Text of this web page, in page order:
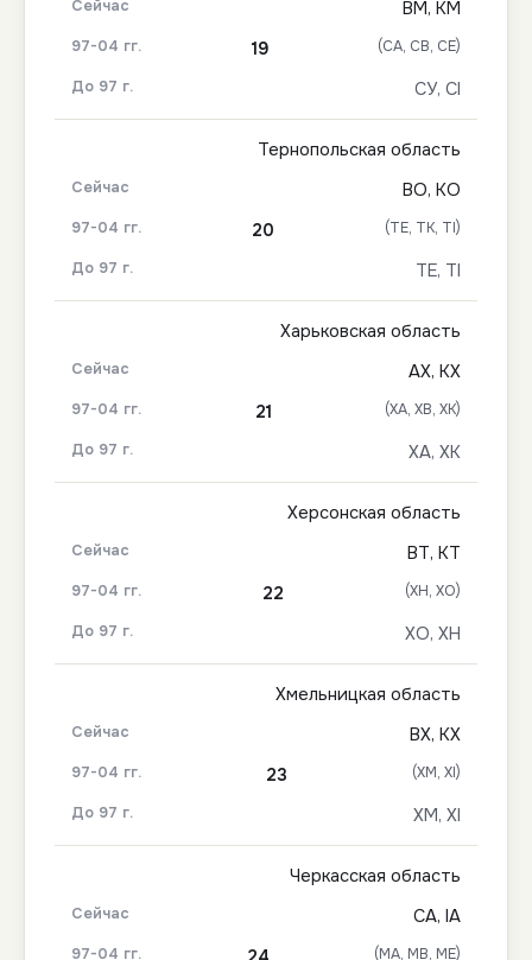
ВМ, КМ
19
(СА, СВ, СЕ)
СУ, СІ
Тернопольская область
ВО, КО
20
(ТЕ, ТК, ТІ)
ТЕ, ТІ
Харьковская область
АХ, КХ
21
(ХА, ХВ, ХК)
ХА, ХК
Херсонская область
ВТ, КТ
22
(ХН, ХО)
ХО, ХН
Хмельницкая область
ВХ, КХ
23
(ХМ, ХІ)
ХМ, ХІ
Черкасская область
СА, ІА
(МА, МВ, МЕ)